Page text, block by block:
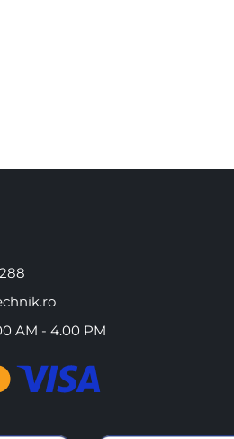
AM - 4.00 PM